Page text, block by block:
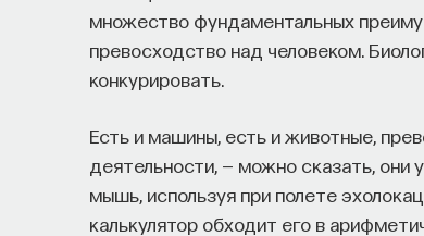
множество фундаментальных
превосходство над человеком.
конкурировать.
Есть и машины, есть и животные,
деятельности, — можно сказать, они
мышь, используя при полете
калькулятор обходит его в